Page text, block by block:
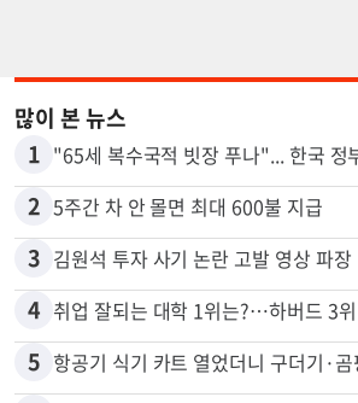
많이 본 뉴스
1
2 5주간 차 안 몰면 최대 600불 지급
3 김원석 투자 사기 논란 고발 영상 파장
4 취업 잘되는 대학 1위는?…하버드 3위